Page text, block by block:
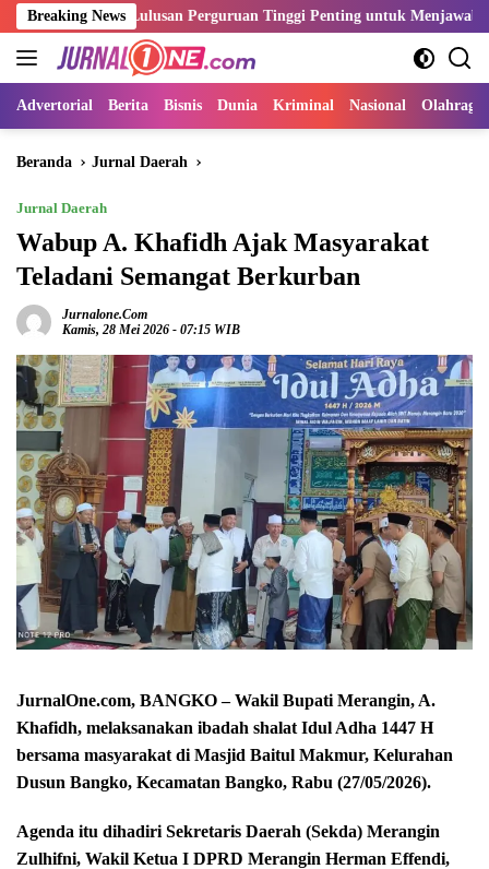
Langsung
ke
konten
Breaking News
Lulusan Perguruan Tinggi Penting untuk Menjawab Kebutuhan
Advertorial Berita Bisnis Dunia Kriminal Nasional Olahraga
Beranda Jurnal Daerah
Jurnal Daerah
Wabup A. Khafidh Ajak Masyarakat
Teladani Semangat Berkurban
Jurnalone.com
Kamis, 28 Mei 2026 - 07:15 WIB
JurnalOne.com, BANGKO – Wakil Bupati Merangin, A.
Khafidh, melaksanakan ibadah shalat Idul Adha 1447 H
bersama masyarakat di Masjid Baitul Makmur, Kelurahan
Dusun Bangko, Kecamatan Bangko, Rabu (27/05/2026).
Agenda itu dihadiri Sekretaris Daerah (Sekda) Merangin
Zulhifni, Wakil Ketua I DPRD Merangin Herman Effendi,